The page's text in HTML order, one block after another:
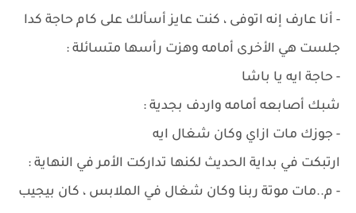
- أنا عارف إنه اتوفى ، كنت عايز أسألك على كام حاجة كدا
جلست هي الأخرى أمامه وهزت رأسها متسائلة :
- حاجة ايه يا باشا
شبك أصابعه أمامه واردف بجدية :
- جوزك مات ازاي وكان شغال ايه
ارتبكت في بداية الحديث لكنها تداركت الأمر في النهاية :
- م..مات موتة ربنا وكان شغال في الملابس ، كان بيجيب